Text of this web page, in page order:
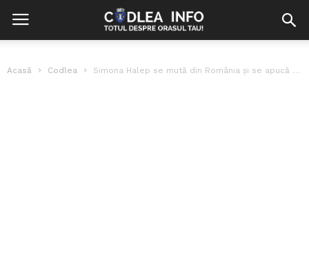
Acasă Codlea Simona Halep se mută din România și se apucă de un nou...